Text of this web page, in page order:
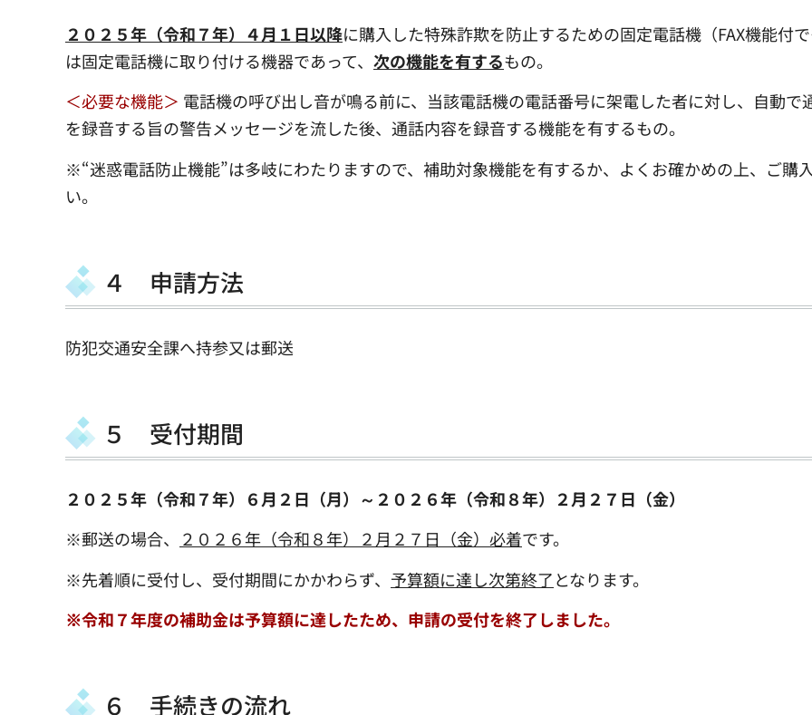
２０２５年（令和７年）４月１日以降に購入した特殊詐欺を防止するための固定電話機（FAX機能付
は固定電話機に取り付ける機器であって、 次の機能を有するもの。
＜必要な機能＞ 電話機の呼び出し音が鳴る前に、当該電話機の電話番号に架電した者に対し、自動で
を録音する旨の警告メッセージを流した後、通話内容を録音する機能を有するもの。
※“迷惑電話防止機能”は多岐にわたりますので、補助対象機能を有するか、よくお確かめの上、ご購
い。
４ 申請方法
防犯交通安全課へ持参又は郵送
５ 受付期間
２０２５年（令和７年）６月２日（月）～２０２６年（令和８年）２月２７日（金）
※郵送の場合、
２０２６年（令和８年）２月２７日（金）必着です。
※先着順に受付し、受付期間にかかわらず、 予算額に達し次第終了となります。
※令和７年度の補助金は予算額に達したため、申請の受付を終了しました。
６ 手続きの流れ